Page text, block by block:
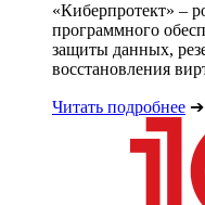
«Киберпротект» –
программного
защиты данных,
восстановления
Читать подробнее ➔